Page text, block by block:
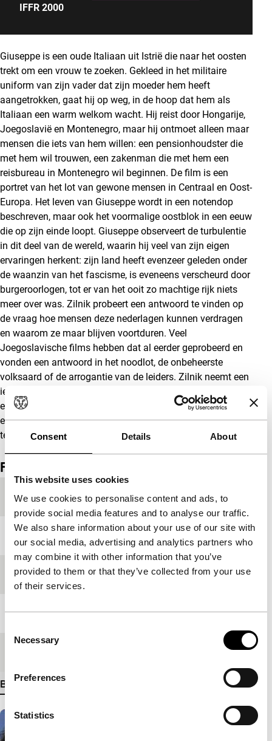
Consent Details About
This website uses cookies
We use cookies to personalise content and ads, to
provide social media features and to analyse our traffic.
We also share information about your use of our site with
our social media, advertising and analytics partners who
may combine it with other information that you’ve
provided to them or that they’ve collected from your use
of their services.
Selection
Necessary
Preferences
Statistics
IFFR 2000
Giuseppe is een oude Italiaan uit Istrië die naar het oosten
trekt om een vrouw te zoeken. Gekleed in het militaire
uniform van zijn vader dat zijn moeder hem heeft
aangetrokken, gaat hij op weg, in de hoop dat hem als
Italiaan een warm welkom wacht. Hij reist door Hongarije,
Joegoslavië en Montenegro, maar hij ontmoet alleen maar
mensen die iets van hem willen: een pensionhoudster die
met hem wil trouwen, een zakenman die met hem een
reisbureau in Montenegro wil beginnen. De film is een
portret van het lot van gewone mensen in Centraal en Oost-
Europa. Het leven van Giuseppe wordt in een notendop
beschreven, maar ook het voormalige oostblok in een eeuw
die op zijn einde loopt. Giuseppe observeert de turbulentie
in dit deel van de wereld, waarin hij veel van zijn eigen
ervaringen herkent: zijn land heeft evenzeer geleden onder
de waanzin van het fascisme, is eveneens verscheurd door
burgeroorlogen, tot er van het ooit zo machtige rijk niets
meer over was. Zilnik probeert een antwoord te vinden op
de vraag hoe mensen deze nederlagen kunnen verdragen
en waarom ze maar blijven voortduren. Veel
Joegoslavische films hebben dat al eerder geprobeerd en
vonden een antwoord in het noodlot, de onbeheerste
volksaard of de arrogantie van de leiders. Zilnik neemt een
iets andere stelling in: volgens hem zijn de mislukkingen
een logisch gevolg van de decennialange bereidheid om de
eigen leiders te steunen, zonder ooit eens over de grenzen
te kijken en te zien hoe anderen leven.
Film details
Productielanden Hongarije,Macedonië,Slovenië
Festivaleditie IFFR 2000
Lengte 91'
Bekijk meer details